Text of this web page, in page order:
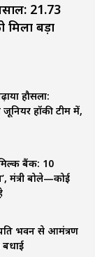
21.73
मिला बड़ा
हौसला:
जूनियर हॉकी टीम में,
बैंक: 10
मंत्री बोले—कोई
भवन से आमंत्रण
बधाई